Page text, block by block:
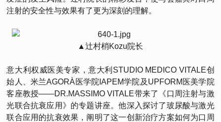
注射的安全性与效果有了更为深刻的理解。
▲辻村梢Kozu院长
意大利权威医美专家，意大利STUDIO MEDICO VITALE创
始人、米兰AGORÀ医学院IAPEM学院及UPFORM医美学院
客座教授——DR.MASSIMO VITALE带来了《口周注射与激
光联合抗衰应用》的专题讲座。他深入探讨了玻尿酸与激光
联合应用的抗衰效果，阐明了这一创新治疗方案如何为口周